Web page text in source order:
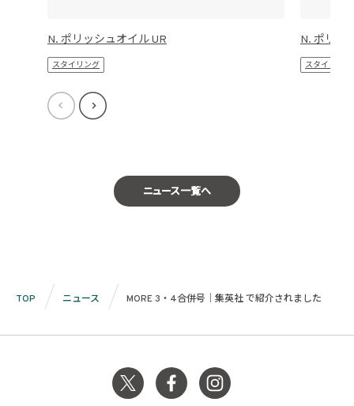
N. ポリッシュオイル UR
スタイリング
N. ポリッ
スタイリング
ニュース一覧へ
TOP ニュース MORE 3・4合併号｜集英社 で紹介されました